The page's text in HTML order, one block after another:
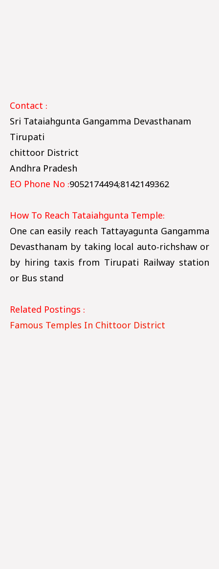
Contact :
Sri Tataiahgunta Gangamma Devasthanam
Tirupati
chittoor District
Andhra Pradesh
EO Phone No :9052174494;8142149362
How To Reach Tataiahgunta Temple:
One can easily reach Tattayagunta Gangamma
Devasthanam by taking local auto-richshaw or
by hiring taxis from Tirupati Railway station
or Bus stand
Related Postings :
Famous Temples In Chittoor District